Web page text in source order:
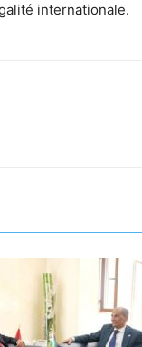
internationale.